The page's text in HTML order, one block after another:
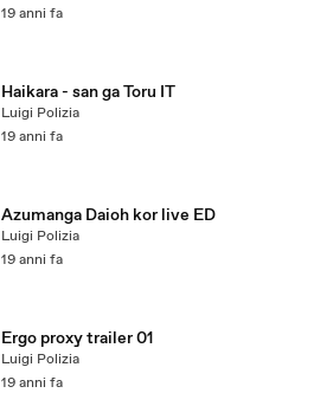
19 anni fa
Haikara - san ga Toru IT
Luigi Polizia
19 anni fa
Azumanga Daioh kor live ED
Luigi Polizia
19 anni fa
Ergo proxy trailer 01
Luigi Polizia
19 anni fa